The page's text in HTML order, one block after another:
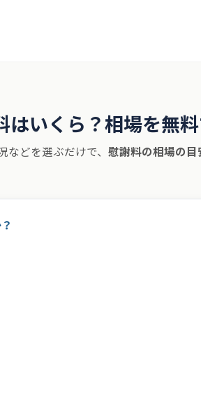
はいくら？相場を無
どを選ぶだけで、 慰謝料の相場の目